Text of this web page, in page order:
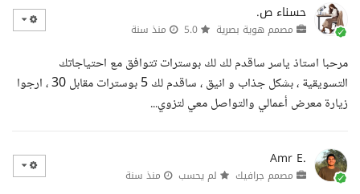
حسناء ص.
مصمم هوية بصرية منذ سنة
مرحبا استاذ ياسر ساقدم لك لك بوسترات تتوافق مع احتياجاتك
التسويقية ، بشكل جذاب و انيق ، ساقدم لك 5 بوسترات مقابل 30 ، ارجوا
زيارة معرض أعمالي والتواصل معي لتزوي...
Amr E.
مصمم جرافيك لم يحسب منذ سنة